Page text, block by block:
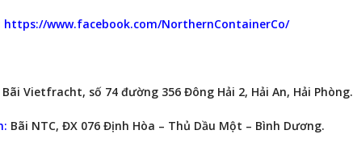
https://www.facebook.com/NorthernContainerCo/
Bãi Vietfracht, số 74 đường 356 Đông Hải 2, Hải An, Hải Phòng.
Bãi NTC, ĐX 076 Định Hòa – Thủ Dầu Một – Bình Dương.